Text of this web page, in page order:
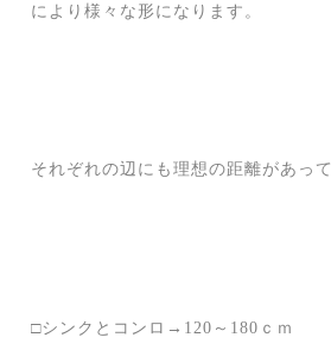
により様々な形になります。
それぞれの辺にも理想の距離があって
□シンクとコンロ→120～180ｃｍ